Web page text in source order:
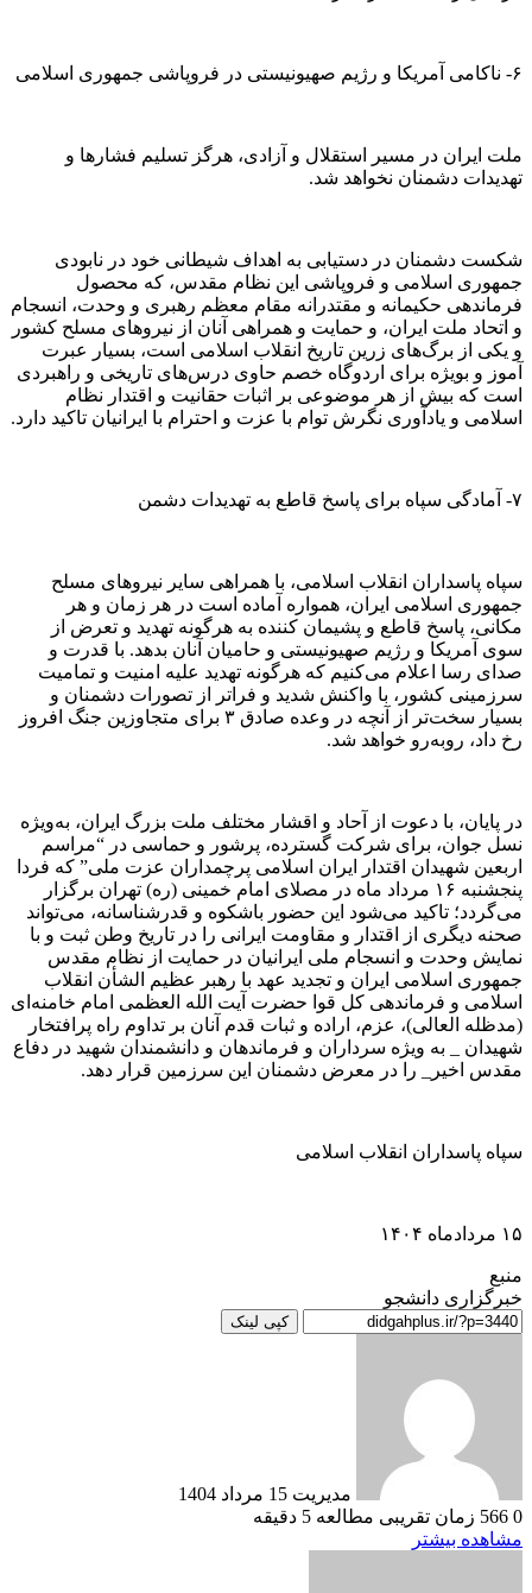
۶- ناکامی آمریکا و رژیم صهیونیستی در فروپاشی جمهوری اسلامی
ملت ایران در مسیر استقلال و آزادی، هرگز تسلیم فشار‌ها و
تهدیدات دشمنان نخواهد شد.
شکست دشمنان در دستیابی به اهداف شیطانی خود در نابودی
جمهوری اسلامی و فروپاشی این نظام مقدس، که محصول
فرماندهی حکیمانه و مقتدرانه مقام معظم رهبری و وحدت، انسجام
و اتحاد ملت ایران، و حمایت و همراهی آنان از نیرو‌های مسلح کشور
و یکی از برگ‌های زرین تاریخ انقلاب اسلامی است، بسیار عبرت
آموز و بویژه برای اردوگاه خصم حاوی درس‌های تاریخی و راهبردی
است که بیش از هر موضوعی بر اثبات حقانیت و اقتدار نظام
اسلامی و یادآوری نگرش توام با عزت و احترام با ایرانیان تاکید دارد.
۷- آمادگی سپاه برای پاسخ قاطع به تهدیدات دشمن
سپاه پاسداران انقلاب اسلامی، با همراهی سایر نیرو‌های مسلح
جمهوری اسلامی ایران، همواره آماده است در هر زمان و هر
مکانی، پاسخ قاطع و پشیمان کننده به هرگونه تهدید و تعرض از
سوی آمریکا و رژیم صهیونیستی و حامیان آنان بدهد. با قدرت و
صدای رسا اعلام می‌کنیم که هرگونه تهدید علیه امنیت و تمامیت
سرزمینی کشور، با واکنش شدید و فراتر از تصورات دشمنان و
بسیار سخت‌تر از آنچه در وعده صادق ۳ برای متجاوزین جنگ افروز
رخ داد، روبه‌رو خواهد شد.
در پایان، با دعوت از آحاد و اقشار مختلف ملت بزرگ ایران، به‌ویژه
نسل جوان، برای شرکت گسترده، پرشور و حماسی در “مراسم
اربعین شهیدان اقتدار ایران اسلامی پرچمداران عزت ملی” که فردا
پنجشنبه ۱۶ مرداد ماه در مصلای امام خمینی (ره) تهران برگزار
می‌گردد؛ تاکید می‌شود این حضور باشکوه و قدرشناسانه، می‌تواند
صحنه دیگری از اقتدار و مقاومت ایرانی را در تاریخ وطن ثبت و با
نمایش وحدت و انسجام ملی ایرانیان در حمایت از نظام مقدس
جمهوری اسلامی ایران و تجدید عهد با رهبر عظیم الشأن انقلاب
اسلامی و فرماندهی کل قوا حضرت آیت الله العظمی امام خامنه‌ای
(مدظله العالی)، عزم، اراده و ثبات قدم آنان بر تداوم راه پرافتخار
شهیدان _ به ویژه سرداران و فرماندهان و دانشمندان شهید در دفاع
مقدس اخیر_ را در معرض دشمنان این سرزمین قرار دهد.
سپاه پاسداران انقلاب اسلامی
۱۵ مردادماه ۱۴۰۴
منبع
خبرگزاری دانشجو
کپی لینک
مدیریت 15 مرداد 1404
0
زمان تقریبی مطالعه 5 دقیقه
مشاهده بیشتر